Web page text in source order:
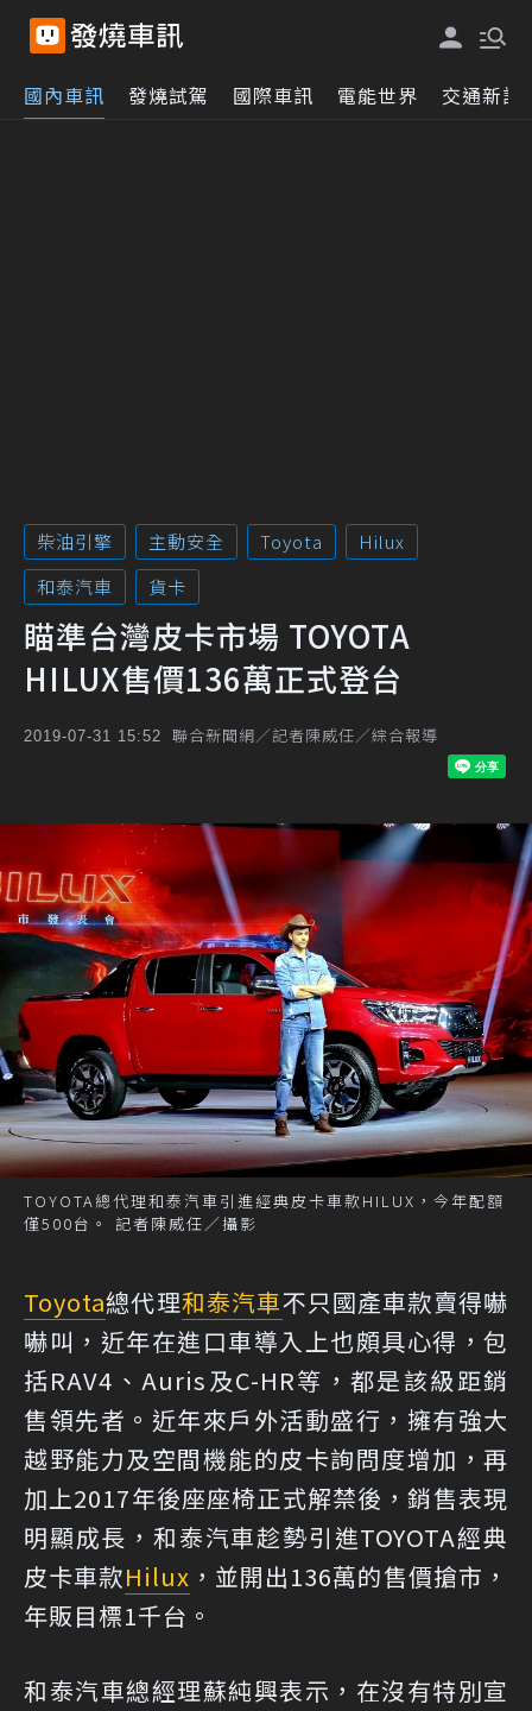
國內車訊 發燒試駕 國際車訊 電能世界 交通新訊
柴油引擎 主動安全 Toyota
Hilux
和泰汽車
貨卡
瞄準台灣皮卡市場 TOYOTA
HILUX售價136萬正式登台
2019-07-31 15:52 聯合新聞網／記者陳威任／綜合報導
TOYOTA總代理和泰汽車引進經典皮卡車款HILUX，今年配額
僅500台。 記者陳威任／攝影
Toyota總代理和泰汽車不只國產車款賣得嚇
嚇叫，近年在進口車導入上也頗具心得，包
括RAV4、Auris及C-HR等，都是該級距銷
售領先者。近年來戶外活動盛行，擁有強大
越野能力及空間機能的皮卡詢問度增加，再
加上2017年後座座椅正式解禁後，銷售表現
明顯成長，和泰汽車趁勢引進TOYOTA經典
皮卡車款Hilux ，並開出136萬的售價搶市，
年販目標1千台。
和泰汽車總經理蘇純興表示，在沒有特別宣